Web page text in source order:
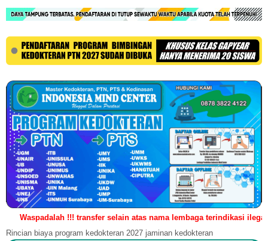
!!! transfer selain atas nama lembaga terindikasi ilegal/penipuan!
Rincian biaya program kedokteran 2027 jaminan kedokteran